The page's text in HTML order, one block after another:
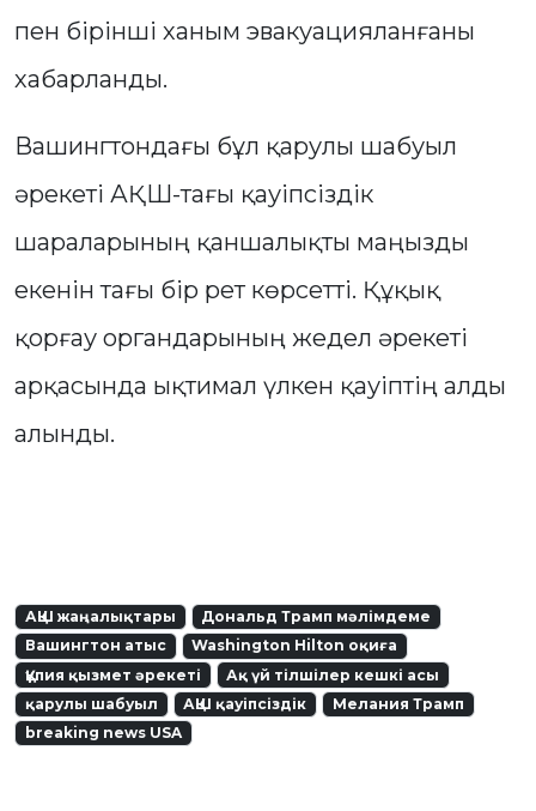
пен бірінші ханым эвакуацияланғаны
хабарланды.
Вашингтондағы бұл қарулы шабуыл
әрекеті АҚШ-тағы қауіпсіздік
шараларының қаншалықты маңызды
екенін тағы бір рет көрсетті. Құқық
қорғау органдарының жедел әрекеті
арқасында ықтимал үлкен қауіптің алды
алынды.
АҚШ жаңалықтары
Дональд Трамп мәлімдеме
Вашингтон атыс
Washington Hilton оқиға
Құпия қызмет әрекеті
Ақ үй тілшілер кешкі асы
қарулы шабуыл
АҚШ қауіпсіздік
Мелания Трамп
breaking news USA